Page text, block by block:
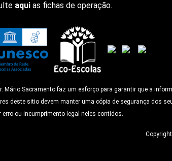
aqui as fichas de operação.
Mário Sacramento faz um esforço para garantir que a
deste sitio devem manter uma cópia de segurança dos
ou incumprimento legal neles contidos.